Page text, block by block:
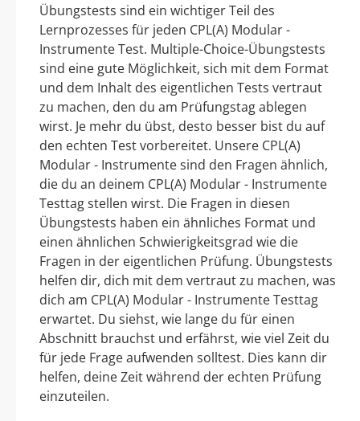
Übungstests sind ein wichtiger Teil des
Lernprozesses für jeden CPL(A) Modular -
Instrumente Test. Multiple-Choice-Übungstests
sind eine gute Möglichkeit, sich mit dem Format
und dem Inhalt des eigentlichen Tests vertraut
zu machen, den du am Prüfungstag ablegen
wirst. Je mehr du übst, desto besser bist du auf
den echten Test vorbereitet. Unsere CPL(A)
Modular - Instrumente sind den Fragen ähnlich,
die du an deinem CPL(A) Modular - Instrumente
Testtag stellen wirst. Die Fragen in diesen
Übungstests haben ein ähnliches Format und
einen ähnlichen Schwierigkeitsgrad wie die
Fragen in der eigentlichen Prüfung. Übungstests
helfen dir, dich mit dem vertraut zu machen, was
dich am CPL(A) Modular - Instrumente Testtag
erwartet. Du siehst, wie lange du für einen
Abschnitt brauchst und erfährst, wie viel Zeit du
für jede Frage aufwenden solltest. Dies kann dir
helfen, deine Zeit während der echten Prüfung
einzuteilen.